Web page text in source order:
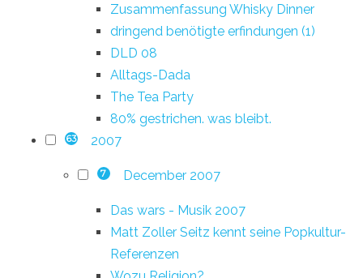
Zusammenfassung Whisky Dinner
dringend benötigte erfindungen (1)
DLD 08
Alltags-Dada
The Tea Party
80% gestrichen. was bleibt.
63 2007
7 December 2007
Das wars - Musik 2007
Matt Zoller Seitz kennt seine Popkultur-
Referenzen